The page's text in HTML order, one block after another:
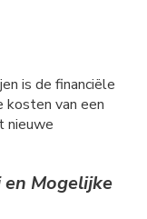
is de financiële
kosten van een
nieuwe
Mogelijke